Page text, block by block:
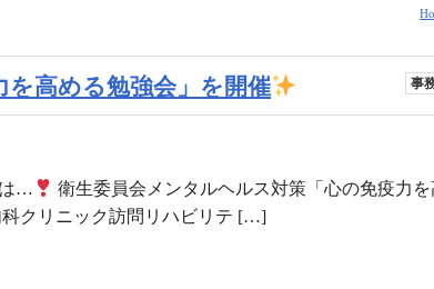
を高める勉強会」を開催 事
は…
衛生委員会メンタルヘルス対策「心の免疫力
クリニック訪問リハビリテ […]